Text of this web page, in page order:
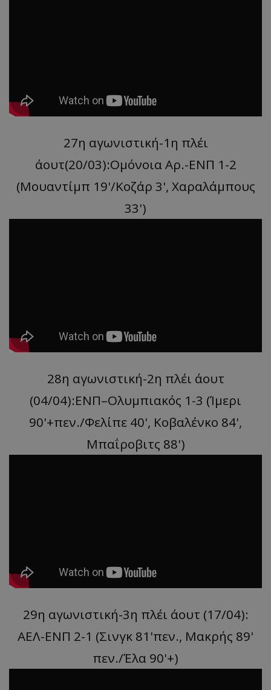
27η αγωνιστική-1η πλέι
άουτ(20/03):Ομόνοια Αρ.-ΕΝΠ 1-2
(Μουαντίμπ 19'/Κοζάρ 3', Χαραλάμπους
33')
28η αγωνιστική-2η πλέι άουτ
(04/04):ΕΝΠ–Ολυμπιακός 1-3 (Ίμερι
90'+πεν./Φελίπε 40', Κοβαλένκο 84',
Μπαΐροβιτς 88')
29η αγωνιστική-3η πλέι άουτ (17/04):
ΑΕΛ-ΕΝΠ 2-1 (Σινγκ 81'πεν., Μακρής 89'
πεν./Έλα 90'+)